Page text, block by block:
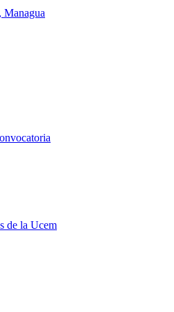
Managua
de la Ucem